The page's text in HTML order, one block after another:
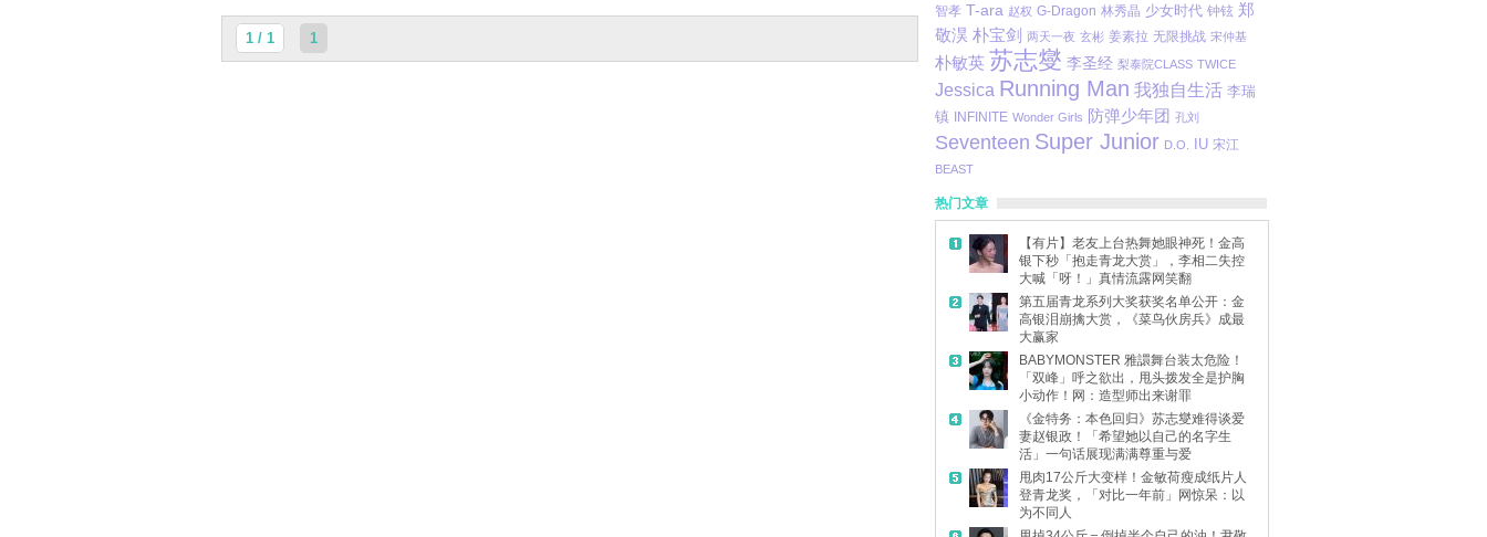
1 / 1 1
智孝 T-ara 赵权 G-Dragon 林秀晶 少女时代 钟铉 郑
敬淏 朴宝剑 两天一夜 玄彬 姜素拉 无限挑战 宋仲基
朴敏英 苏志燮 李圣经 梨泰院CLASS TWICE
Jessica Running Man 我独自生活 李瑞
镇
INFINITE Wonder Girls 防弹少年团 孔刘
Seventeen Super Junior D.O. IU 宋江
BEAST
热门文章
【有片】老友上台热舞她眼神死！金高
银下秒「抱走青龙大赏」，李相二失控
大喊「呀！」真情流露网笑翻
第五届青龙系列大奖获奖名单公开：金
高银泪崩擒大赏，《菜鸟伙房兵》成最
大赢家
BABYMONSTER 雅譞舞台装太危险！
「双峰」呼之欲出，甩头拨发全是护胸
小动作！网：造型师出来谢罪
《金特务：本色回归》苏志燮难得谈爱
妻赵银政！「希望她以自己的名字生
活」一句话展现满满尊重与爱
甩肉17公斤大变样！金敏荷瘦成纸片人
登青龙奖，「对比一年前」网惊呆：以
为不同人